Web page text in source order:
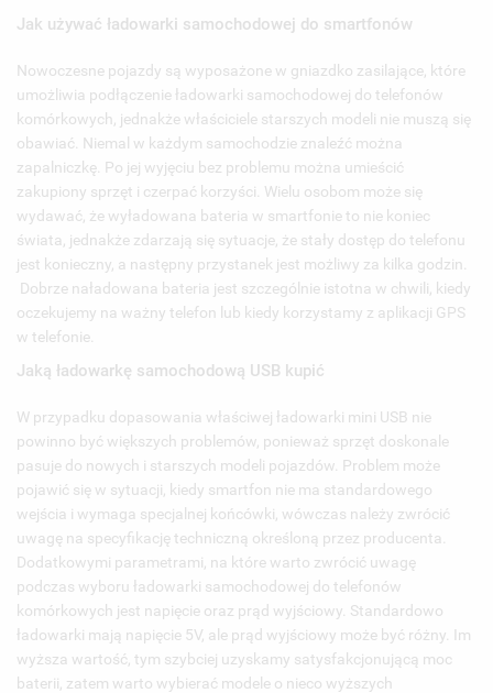
Jak używać ładowarki samochodowej do smartfonów
Nowoczesne pojazdy są wyposażone w gniazdko zasilające, które
umożliwia podłączenie ładowarki samochodowej do telefonów
komórkowych, jednakże właściciele starszych modeli nie muszą się
obawiać. Niemal w każdym samochodzie znaleźć można
zapalniczkę. Po jej wyjęciu bez problemu można umieścić
zakupiony sprzęt i czerpać korzyści. Wielu osobom może się
wydawać, że wyładowana bateria w smartfonie to nie koniec
świata, jednakże zdarzają się sytuacje, że stały dostęp do telefonu
jest konieczny, a następny przystanek jest możliwy za kilka godzin.
Dobrze naładowana bateria jest szczególnie istotna w chwili, kiedy
oczekujemy na ważny telefon lub kiedy korzystamy z aplikacji GPS
w telefonie.
Jaką ładowarkę samochodową USB kupić
W przypadku dopasowania właściwej ładowarki mini USB nie
powinno być większych problemów, ponieważ sprzęt doskonale
pasuje do nowych i starszych modeli pojazdów. Problem może
pojawić się w sytuacji, kiedy smartfon nie ma standardowego
wejścia i wymaga specjalnej końcówki, wówczas należy zwrócić
uwagę na specyfikację techniczną określoną przez producenta.
Dodatkowymi parametrami, na które warto zwrócić uwagę
podczas wyboru ładowarki samochodowej do telefonów
komórkowych jest napięcie oraz prąd wyjściowy. Standardowo
ładowarki mają napięcie 5V, ale prąd wyjściowy może być różny. Im
wyższa wartość, tym szybciej uzyskamy satysfakcjonującą moc
baterii, zatem warto wybierać modele o nieco wyższych